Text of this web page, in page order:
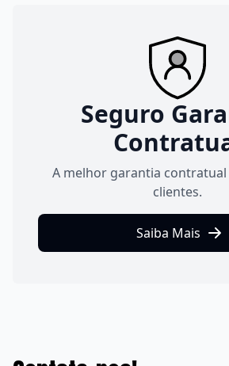
Seguro
A melhor garantia contratual
clientes.
Saiba Mais